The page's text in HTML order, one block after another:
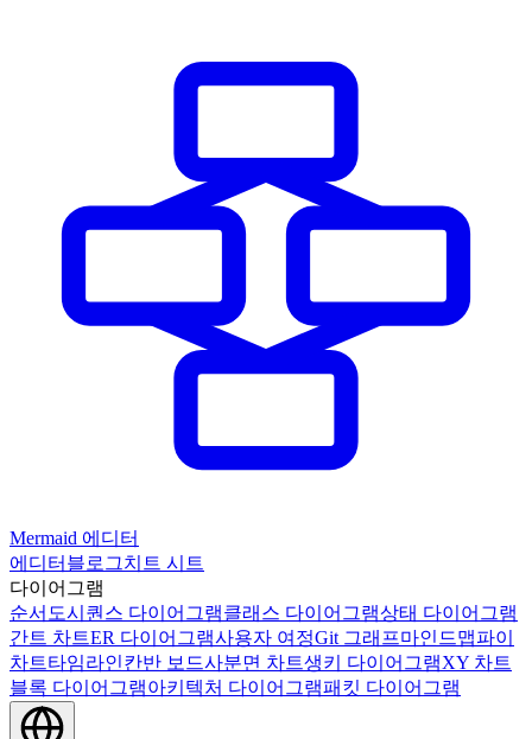
Mermaid 에디터
에디터 블로그치트 시트
다이어그램
순서도시퀀스 다이어그램클래스 다이어그램상태 다이어그램
간트 차트ER 다이어그램사용자 여정Git 그래프마인드맵파이
차트타임라인칸반 보드사분면 차트생키 다이어그램XY 차트
블록 다이어그램아키텍처 다이어그램패킷 다이어그램